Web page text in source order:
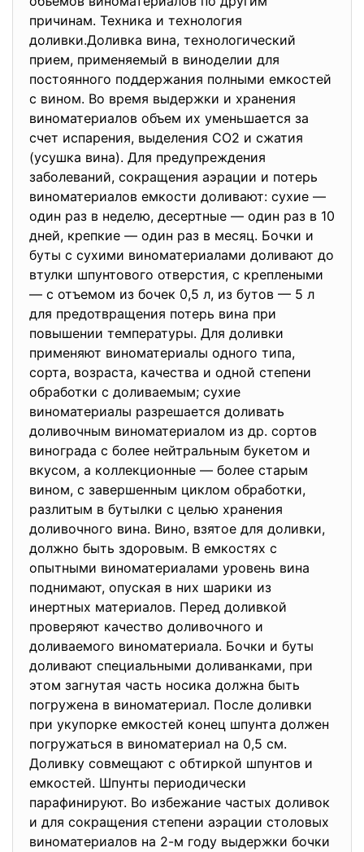
причинам. Техника и технология
доливки.Доливка вина, технологический
прием, применяемый в виноделии для
постоянного поддержания полными емкостей
с вином. Во время выдержки и хранения
виноматериалов объем их уменьшается за
счет испарения, выделения СO2 и сжатия
(усушка вина). Для предупреждения
заболеваний, сокращения аэрации и потерь
виноматериалов емкости доливают: сухие —
один раз в неделю, десертные — один раз в 10
дней, крепкие — один раз в месяц. Бочки и
буты с сухими виноматериалами доливают до
втулки шпунтового отверстия, с креплеными
— с отъемом из бочек 0,5 л, из бутов — 5 л
для предотвращения потерь вина при
повышении температуры. Для доливки
применяют виноматериалы одного типа,
сорта, возраста, качества и одной степени
обработки с доливаемым; сухие
виноматериалы разрешается доливать
доливочным виноматериалом из др. сортов
винограда с более нейтральным букетом и
вкусом, а коллекционные — более старым
вином, с завершенным циклом обработки,
разлитым в бутылки с целью хранения
доливочного вина. Вино, взятое для доливки,
должно быть здоровым. В емкостях с
опытными виноматериалами уровень вина
поднимают, опуская в них шарики из
инертных материалов. Перед доливкой
проверяют качество доливочного и
доливаемого виноматериала. Бочки и буты
доливают специальными доливанками, при
этом загнутая часть носика должна быть
погружена в виноматериал. После доливки
при укупорке емкостей конец шпунта должен
погружаться в виноматериал на 0,5 см.
Доливку совмещают с обтиркой шпунтов и
емкостей. Шпунты периодически
парафинируют. Во избежание частых доливок
и для сокращения степени аэрации столовых
виноматериалов на 2-м году выдержки бочки